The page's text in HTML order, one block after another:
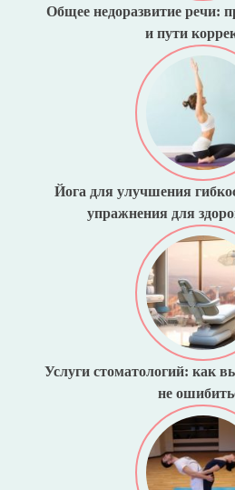
Общее недоразвитие речи:
и пути
Йога для улучшения
упражнения для
Услуги стоматологий: как
не